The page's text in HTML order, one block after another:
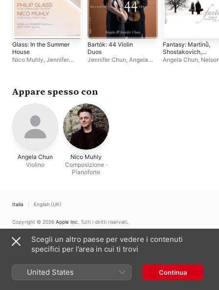
Glass: In the Summer
House
Nico Muhly, Jennifer
Bartók: 44 Violin
Duos
Jennifer Chun, Angela
Fantasy: Martinů,
Shostakovich,
Milhaud & Yun
Angela Chun,
Appare spesso con
Angela Chun
Violino
Nico Muhly
Composizione ·
Pianoforte
Italia English (UK)
Copyright © 2026 Apple Inc. Tutti i diritti riservati.
Supporto
Feedback
Scegli un altro paese per vedere i contenuti
specifici per l’area in cui ti trovi
United States Continua